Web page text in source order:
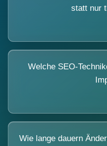
statt nur
Welche SEO-
Wie lange dauern